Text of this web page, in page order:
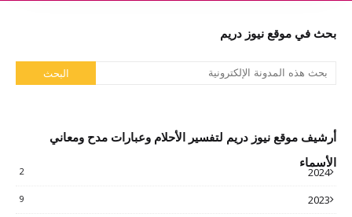
بحث في موقع نيوز دريم
أرشيف موقع نيوز دريم لتفسير الأحلام وعبارات مدح ومعاني
الأسماء
2024
2
2023
9